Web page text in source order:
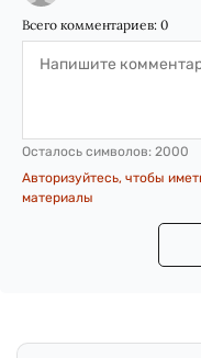
Всего комментариев: 0
Осталось символов: 2000
Авторизуйтесь, чтобы
материалы